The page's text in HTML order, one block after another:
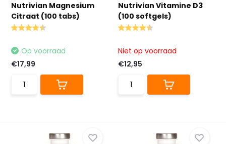
Nutrivian Magnesium
Citraat (100 tabs)
Op voorraad
€17,99
Nutrivian Vitamine D3
(100 softgels)
Niet op voorraad
€12,95